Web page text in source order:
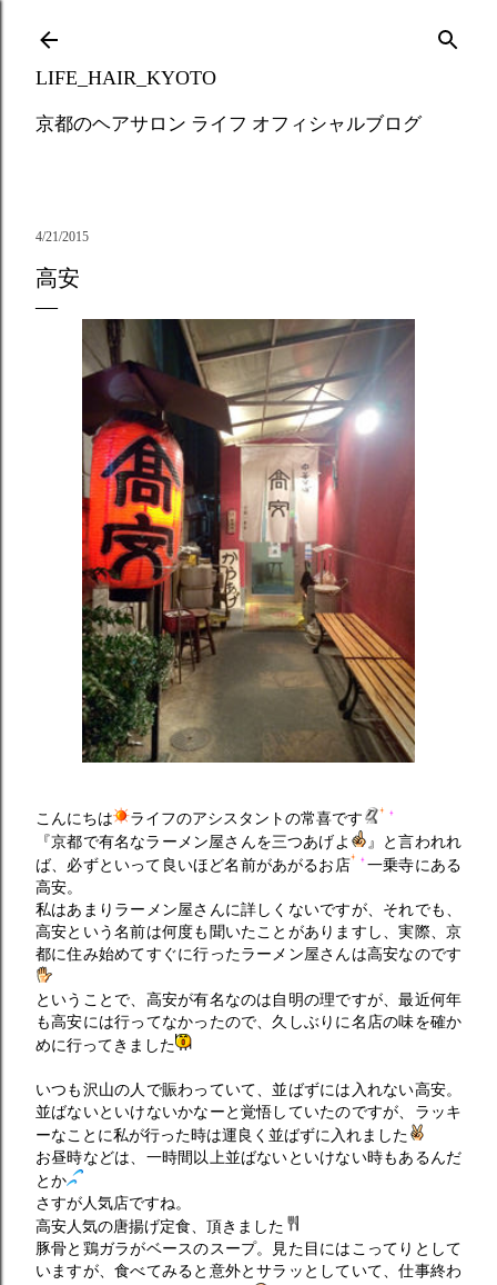
LIFE_HAIR_KYOTO
京都のヘアサロン ライフ オフィシャルブログ
4/21/2015
高安
こんにちは
ライフのアシスタントの常喜です
『京都で有名なラーメン屋さんを三つあげよ
』と言われれ
ば、必ずといって良いほど名前があがるお店
一乗寺にある
高安。
私はあまりラーメン屋さんに詳しくないですが、それでも、
高安という名前は何度も聞いたことがありますし、実際、京
都に住み始めてすぐに行ったラーメン屋さんは高安なのです
ということで、高安が有名なのは自明の理ですが、最近何年
も高安には行ってなかったので、久しぶりに名店の味を確か
めに行ってきました
いつも沢山の人で賑わっていて、並ばずには入れない高安。
並ばないといけないかなーと覚悟していたのですが、ラッキ
ーなことに私が行った時は運良く並ばずに入れました
お昼時などは、一時間以上並ばないといけない時もあるんだ
とか
さすが人気店ですね。
高安人気の唐揚げ定食、頂きました
豚骨と鶏ガラがベースのスープ。見た目にはこってりとして
いますが、食べてみると意外とサラッとしていて、仕事終わ